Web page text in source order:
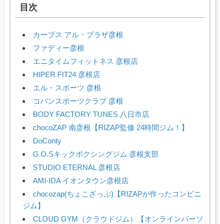
目次
カーブス アル・プラザ彦根
ファディー彦根
エニタイムフィットネス 彦根店
HIPER FIT24 彦根店
エル・スポーツ 彦根
コパンスポーツクラブ 彦根
BODY FACTORY TUNES 八日市店
chocoZAP 南彦根【RIZAP監修 24時間ジム！】
DoConty
G.O.Sキックボクシングジム 彦根支部
STUDIO ETERNAL 彦根店
AMI-IDA イオンタウン彦根店
chocozap(ちょこざっぷ)【RIZAPが作ったコンビニ
ジム】
CLOUD GYM（クラウドジム）【オンラインパーソ